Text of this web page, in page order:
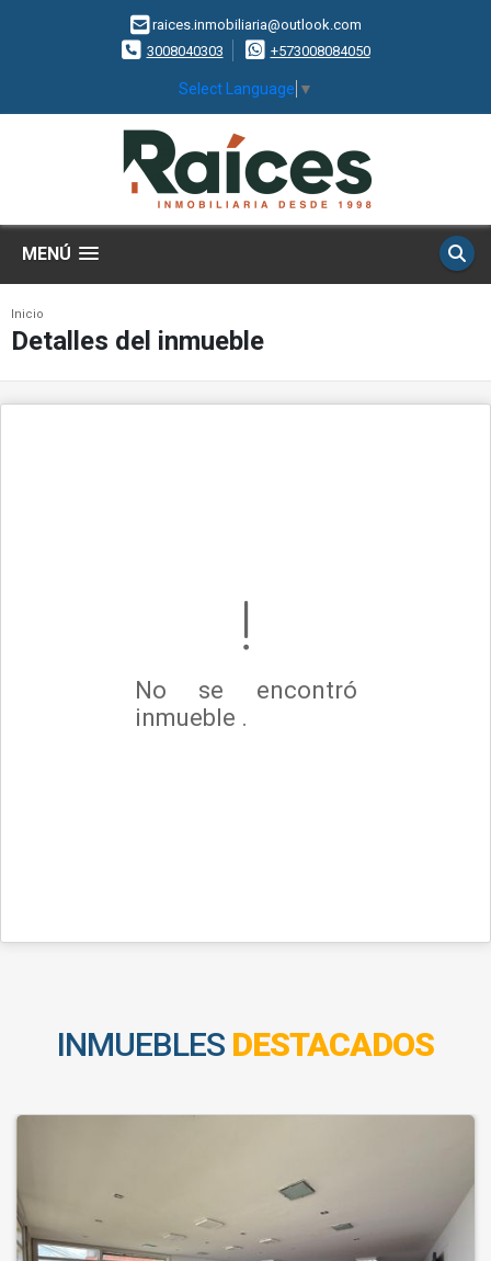
raices.inmobiliaria@outlook.com
3008040303
+573008084050
Select Language ▼
MENÚ
Inicio
Detalles del inmueble
No se encontró
inmueble .
INMUEBLES DESTACADOS